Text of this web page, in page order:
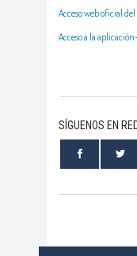
Acceso web oficial del
Acceso a la
SÍGUENOS EN